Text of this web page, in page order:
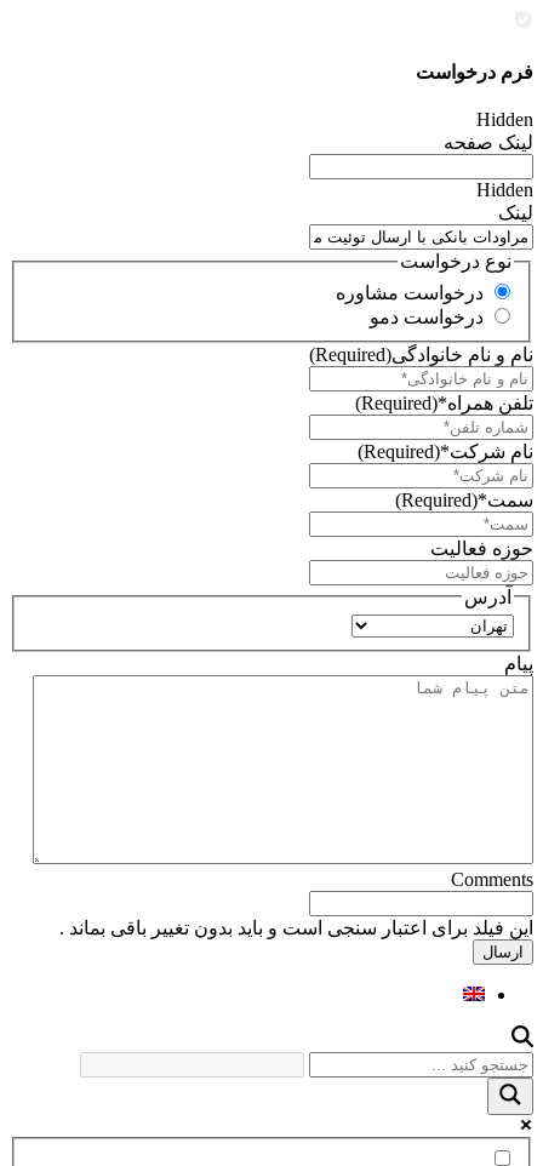
فرم درخواست
Hidden
لینک صفحه
Hidden
لینک
نوع درخواست
درخواست مشاوره
درخواست دمو
نام و نام خانوادگی(Required)
تلفن همراه*(Required)
نام شرکت*(Required)
سمت*(Required)
حوزه فعالیت
آدرس
استان
پیام
Comments
این فیلد برای اعتبار سنجی است و باید بدون تغییر باقی بماند .